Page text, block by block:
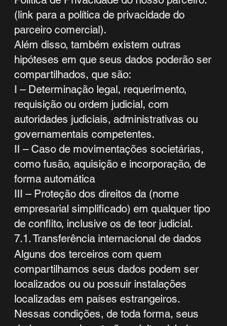
(link para a política de privacidade do
parceiro comercial).
Além disso, também existem outras
hipóteses em que seus dados poderão ser
compartilhados, que são:
I – Determinação legal, requerimento,
requisição ou ordem judicial, com
autoridades judiciais, administrativas ou
governamentais competentes.
II – Caso de movimentações societárias,
como fusão, aquisição e incorporação, de
forma automática
III – Proteção dos direitos da (nome
empresarial simplificado) em qualquer tipo
de conflito, inclusive os de teor judicial.
7.1. Transferência internacional de dados
Alguns dos terceiros com quem
compartilhamos seus dados podem ser
localizados ou ou possuir instalações
localizadas em países estrangeiros.
Nessas condições, de toda forma, seus